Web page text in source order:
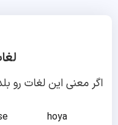
اگر معنی این لغات رو
hoya